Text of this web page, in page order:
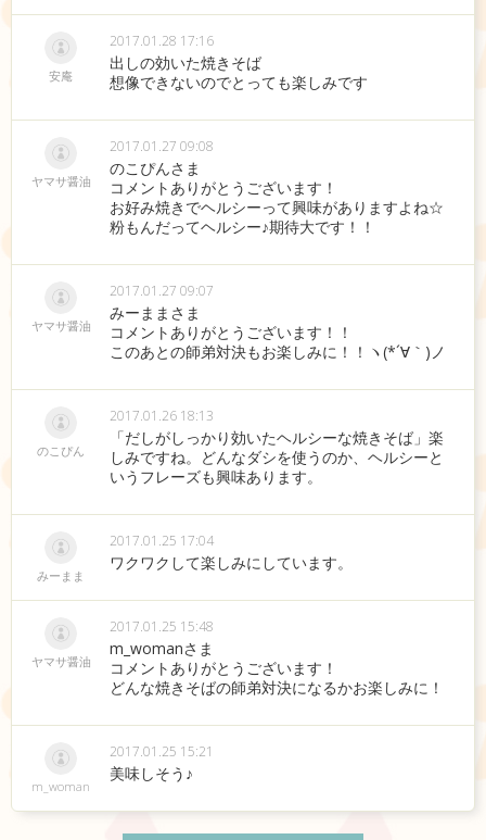
安庵
2017.01.28 17:16
出しの効いた焼きそば
想像できないのでとっても楽しみです
ヤマサ醤油
2017.01.27 09:08
のこぴんさま
コメントありがとうございます！
お好み焼きでヘルシーって興味がありますよね☆
粉もんだってヘルシー♪期待大です！！
ヤマサ醤油
2017.01.27 09:07
みーままさま
コメントありがとうございます！！
このあとの師弟対決もお楽しみに！！ヽ(*´∀｀)ノ
のこぴん
2017.01.26 18:13
「だしがしっかり効いたヘルシーな焼きそば」楽
しみですね。どんなダシを使うのか、ヘルシーと
いうフレーズも興味あります。
みーまま
2017.01.25 17:04
ワクワクして楽しみにしています。
ヤマサ醤油
2017.01.25 15:48
m_womanさま
コメントありがとうございます！
どんな焼きそばの師弟対決になるかお楽しみに！
m_woman
2017.01.25 15:21
美味しそう♪